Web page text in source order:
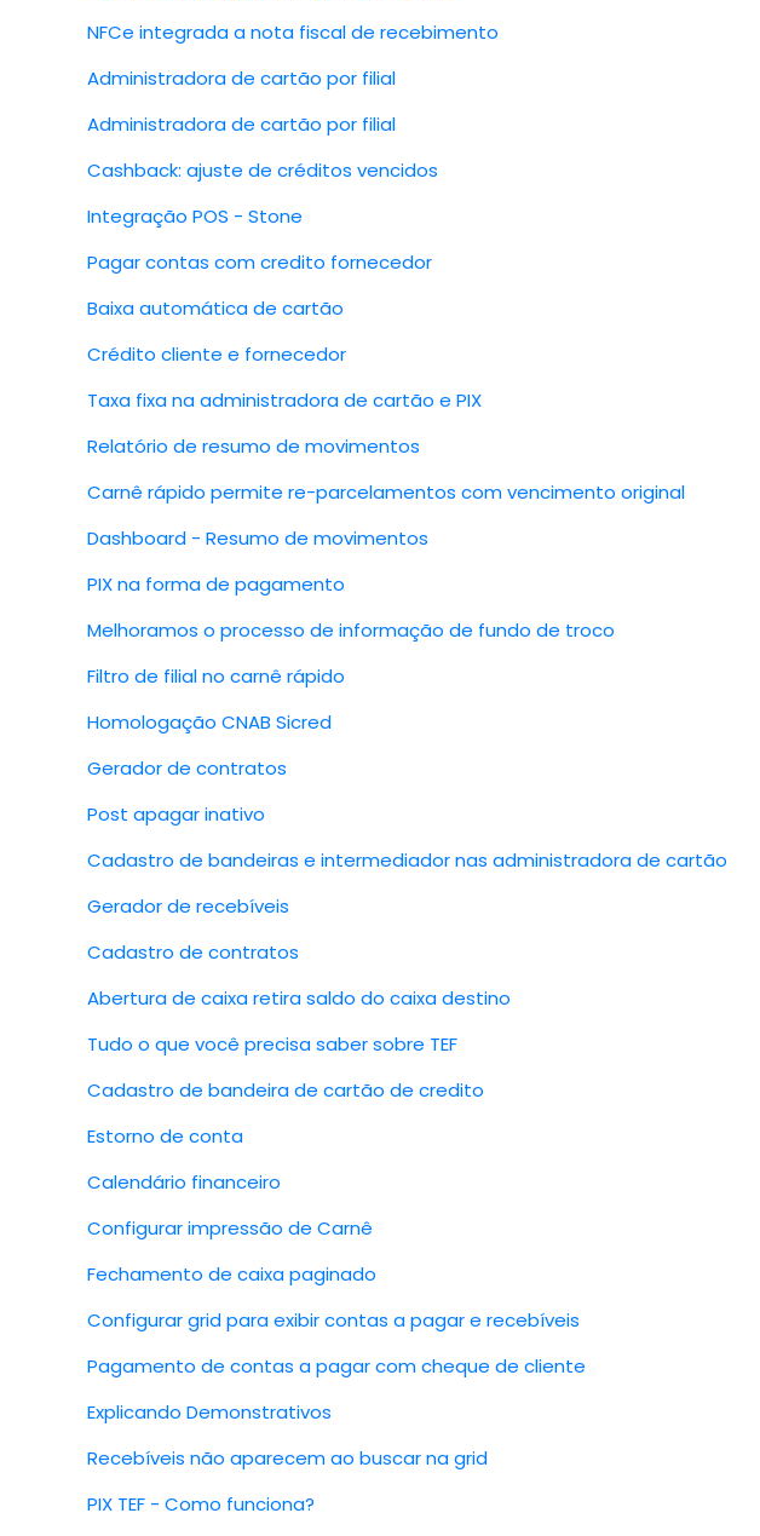
NFCe integrada a nota fiscal de recebimento
Administradora de cartão por filial
Administradora de cartão por filial
Cashback: ajuste de créditos vencidos
Integração POS - Stone
Pagar contas com credito fornecedor
Baixa automática de cartão
Crédito cliente e fornecedor
Taxa fixa na administradora de cartão e PIX
Relatório de resumo de movimentos
Carnê rápido permite re-parcelamentos com vencimento original
Dashboard - Resumo de movimentos
PIX na forma de pagamento
Melhoramos o processo de informação de fundo de troco
Filtro de filial no carnê rápido
Homologação CNAB Sicred
Gerador de contratos
Post apagar inativo
Cadastro de bandeiras e intermediador nas administradora de cartão
Gerador de recebíveis
Cadastro de contratos
Abertura de caixa retira saldo do caixa destino
Tudo o que você precisa saber sobre TEF
Cadastro de bandeira de cartão de credito
Estorno de conta
Calendário financeiro
Configurar impressão de Carnê
Fechamento de caixa paginado
Configurar grid para exibir contas a pagar e recebíveis
Pagamento de contas a pagar com cheque de cliente
Explicando Demonstrativos
Recebíveis não aparecem ao buscar na grid
PIX TEF - Como funciona?